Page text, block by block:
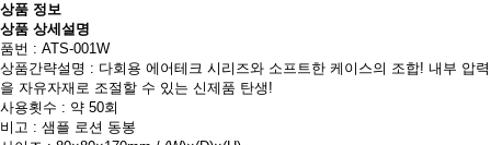
상품 정보
상품 상세설명
품번 : ATS-001W
상품간략설명 : 다회용 에어테크 시리즈와 소프트한 케이스의 조합! 내부 압력
을 자유자재로 조절할 수 있는 신제품 탄생!
사용횟수 : 약 50회
비고 : 샘플 로션 동봉